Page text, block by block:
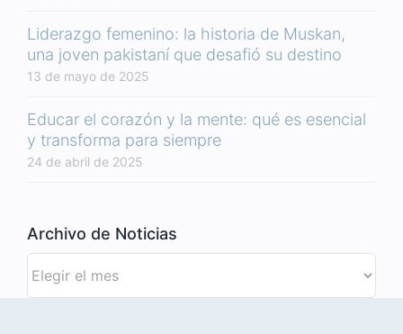
Liderazgo femenino: la historia de Muskan,
una joven pakistaní que desafió su destino
13 de mayo de 2025
Educar el corazón y la mente: qué es esencial
y transforma para siempre
24 de abril de 2025
Archivo de Noticias
de